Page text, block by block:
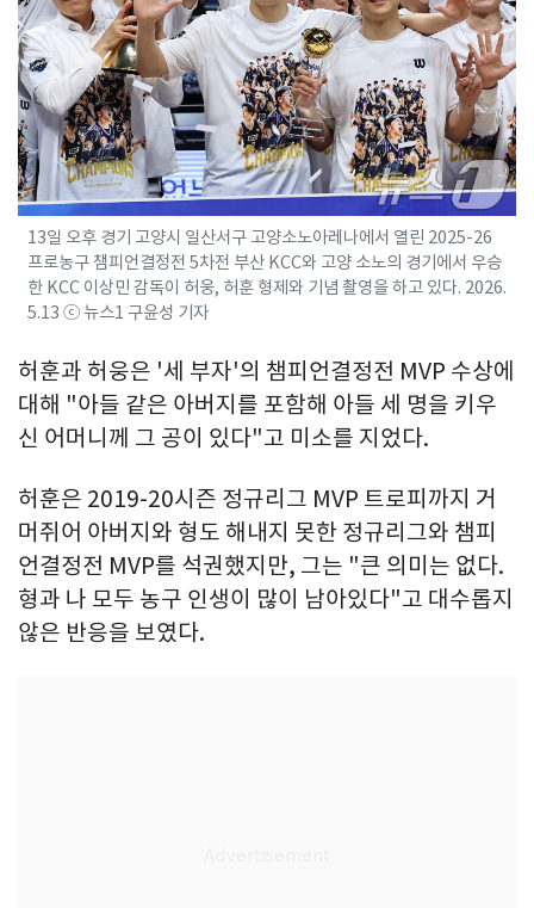
13일 오후 경기 고양시 일산서구 고양소노아레나에서 열린 2025-26
프로농구 챔피언결정전 5차전 부산 KCC와 고양 소노의 경기에서 우승
한 KCC 이상민 감독이 허웅, 허훈 형제와 기념 촬영을 하고 있다. 2026.
5.13 ⓒ 뉴스1 구윤성 기자
허훈과 허웅은 '세 부자'의 챔피언결정전 MVP 수상에
대해 "아들 같은 아버지를 포함해 아들 세 명을 키우
신 어머니께 그 공이 있다"고 미소를 지었다.
허훈은 2019-20시즌 정규리그 MVP 트로피까지 거
머쥐어 아버지와 형도 해내지 못한 정규리그와 챔피
언결정전 MVP를 석권했지만, 그는 "큰 의미는 없다.
형과 나 모두 농구 인생이 많이 남아있다"고 대수롭지
않은 반응을 보였다.